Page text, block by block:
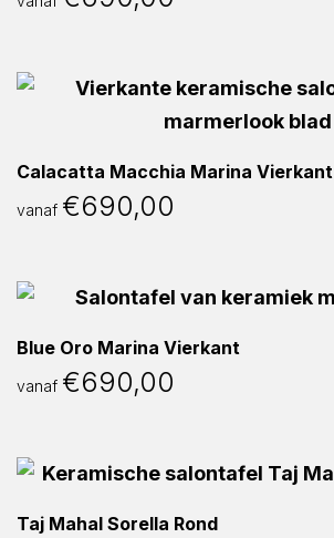
Calacatta Macchia Marina Vierkant
vanaf €690,00
Blue Oro Marina Vierkant
vanaf €690,00
Taj Mahal Sorella Rond